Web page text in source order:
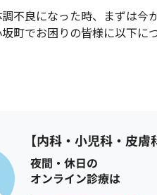
不良になった時、まずは今
町でお困りの皆様に以下に